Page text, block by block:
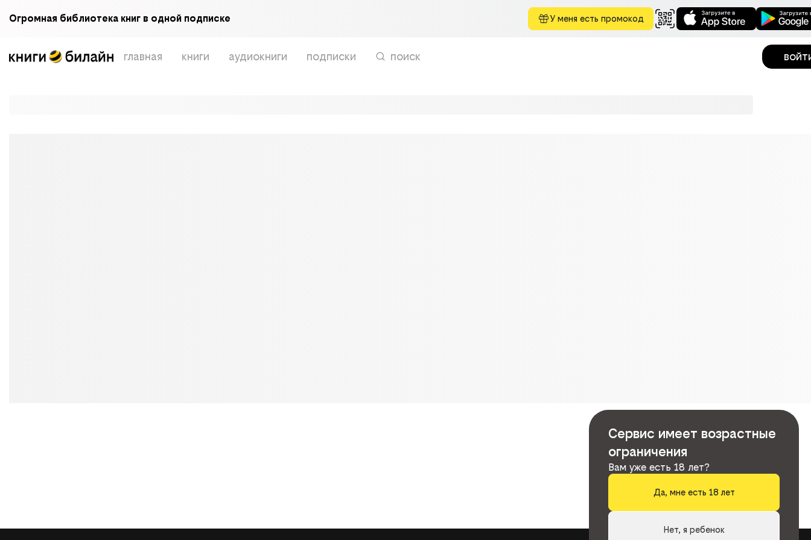
Огромная библиотека книг в одной подписке У меня есть промокод
главная книги аудиокниги подписки поиск
Сервис имеет возрастные
ограничения
Вам уже есть 18 лет?
Да, мне есть 18 лет
Нет, я ребенок